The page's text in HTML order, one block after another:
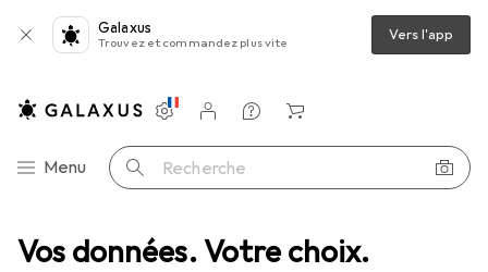
Vos données. Votre choix.
Galaxus
Trouvez et commandez plus vite Vers l'app
Navigation par catégorie
Menu Recherche
Paramètres
Compte client
Listes de comparaison
Listes d'envies
Panier
bains + Sanitaires Accessoires de bain Porte brosse à dents